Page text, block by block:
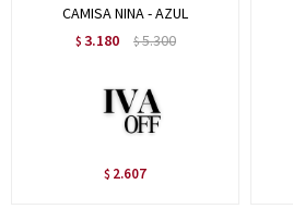
CAMISA NINA - AZUL
$ 3.180 $5.300
$ 2.607